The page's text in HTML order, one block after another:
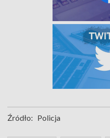
Źródło: Policja